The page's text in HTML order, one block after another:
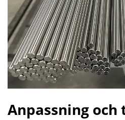
Anpassning och